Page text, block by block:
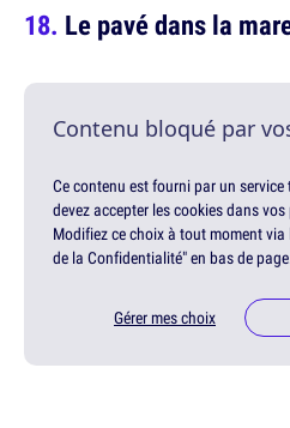
Le pavé dans la
Contenu bloqué par
Ce contenu est fourni par un
devez accepter les cookies dans
Modifiez ce choix à tout moment via
de la Confidentialité" en bas de
Gérer mes choix